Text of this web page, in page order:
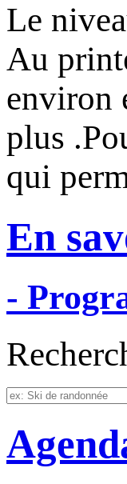
Le
Au
environ
plus
qui
En
-